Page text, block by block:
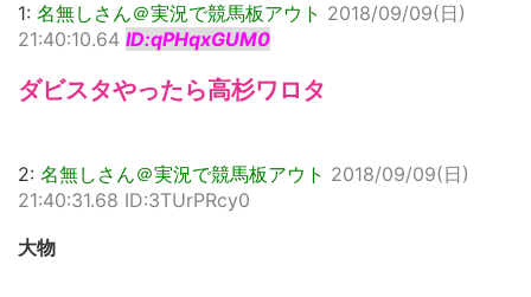
1: 名無しさん＠実況で競馬板アウト 2018/09/09(日)
21:40:10.64 ID:qPHqxGUM0
ダビスタやったら高杉ワロタ
2: 名無しさん＠実況で競馬板アウト 2018/09/09(日)
21:40:31.68 ID:3TUrPRcy0
大物